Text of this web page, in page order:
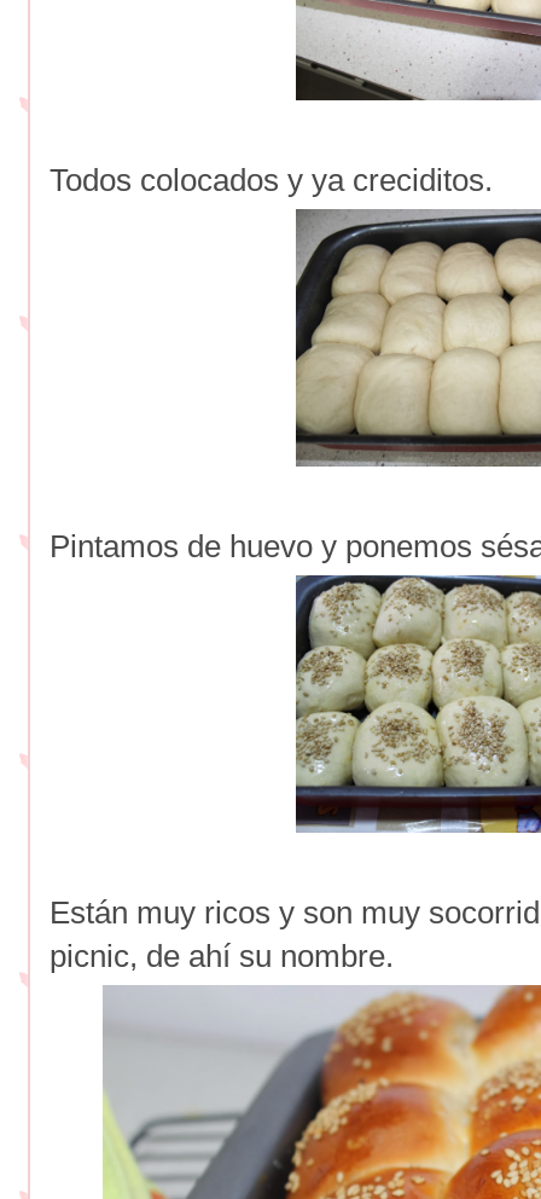
Todos colocados y ya creciditos.
Pintamos de huevo y ponemos
Están muy ricos y son muy
picnic, de ahí su nombre.